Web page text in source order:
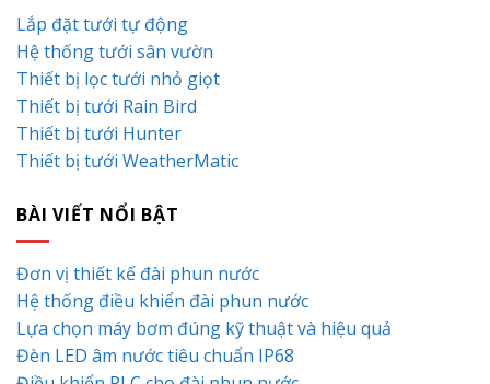
Lắp đặt tưới tự động
Hệ thống tưới sân vườn
Thiết bị lọc tưới nhỏ giọt
Thiết bị tưới Rain Bird
Thiết bị tưới Hunter
Thiết bị tưới WeatherMatic
BÀI VIẾT NỔI BẬT
Đơn vị thiết kế đài phun nước
Hệ thống điều khiển đài phun nước
Lựa chọn máy bơm đúng kỹ thuật và hiệu quả
Đèn LED âm nước tiêu chuẩn IP68